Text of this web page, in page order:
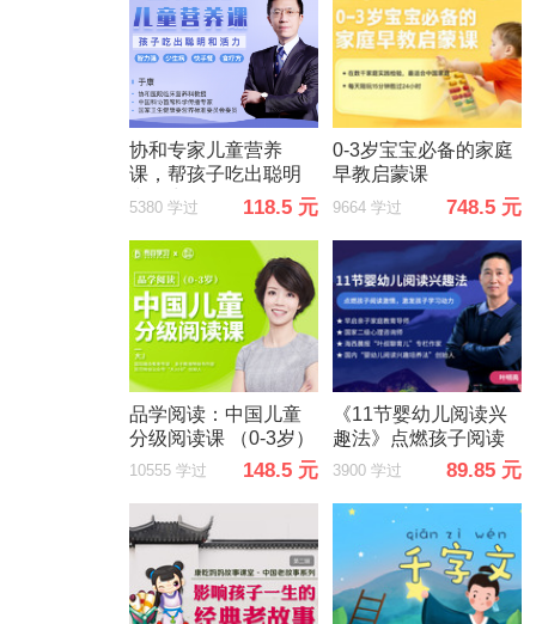
协和专家儿童营养
课，帮孩子吃出聪明
和活力！
5380 学过 118.5 元
0-3岁宝宝必备的家庭
早教启蒙课
9664 学过 748.5 元
品学阅读：中国儿童
分级阅读课 （0-3岁）
10555 学过 148.5 元
《11节婴幼儿阅读兴
趣法》点燃孩子阅读
激情，激发孩子学习
3900 学过 89.85 元